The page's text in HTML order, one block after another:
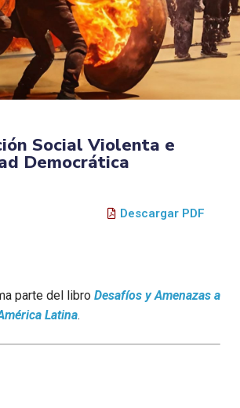
Social Violenta e
Democrática
Descargar PDF
parte del libro Desafíos y Amenazas a
Latina.